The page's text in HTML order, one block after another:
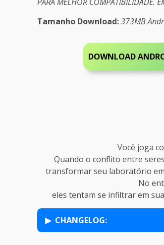
Tamanho Download:373MB
DOWNLOAD
Você joga
Quando o conflito entre
transformar seu laboratório
No
eles tentam se infiltrar em
CHANGELOG: